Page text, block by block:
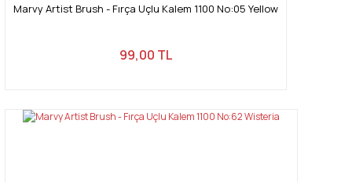
Marvy Artist Brush - Fırça Uçlu Kalem 1100 No:05 Yellow
99,00 TL